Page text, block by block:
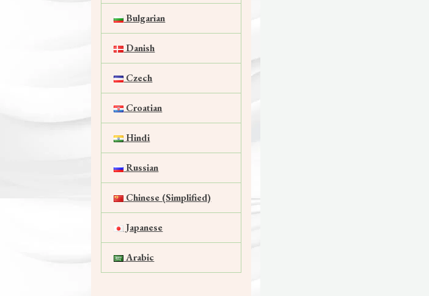
Bulgarian
Danish
Czech
Croatian
Hindi
Russian
Chinese (Simplified)
Japanese
Arabic